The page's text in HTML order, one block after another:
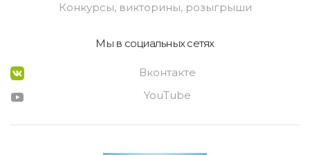
Конкурсы, викторины, розыгрыши
Мы в социальных сетях
Вконтакте
YouTube